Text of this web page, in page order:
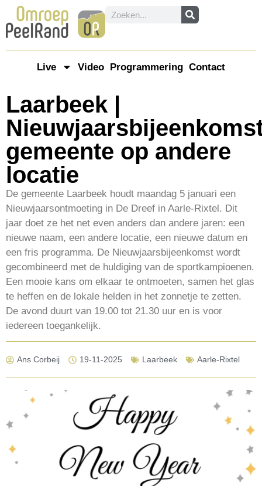
Live Video Programmering Contact
Laarbeek |
gemeente op andere
locatie
De gemeente Laarbeek houdt maandag 5 januari een
Nieuwjaarsontmoeting in De Dreef in Aarle-Rixtel. Dit
jaar doet ze het net even anders dan andere jaren: een
nieuwe naam, een andere locatie, een nieuwe datum en
een fris programma. De Nieuwjaarsbijeenkomst wordt
gecombineerd met de huldiging van de sportkampioenen.
Een mooie kans om elkaar te ontmoeten, samen het glas
te heffen en de lokale helden in het zonnetje te zetten.
De avond duurt van 19.00 tot 21.30 uur en is voor
iedereen toegankelijk.
Ans Corbeij 19-11-2025 Laarbeek Aarle-Rixtel